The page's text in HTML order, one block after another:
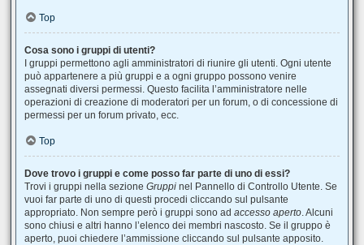
Top
Cosa sono i gruppi di utenti?
I gruppi permettono agli amministratori di riunire gli utenti. Ogni utente
può appartenere a più gruppi e a ogni gruppo possono venire
assegnati diversi permessi. Questo facilita l’amministratore nelle
operazioni di creazione di moderatori per un forum, o di concessione di
permessi per un forum privato, ecc.
Top
Dove trovo i gruppi e come posso far parte di uno di essi?
Trovi i gruppi nella sezione Gruppi nel Pannello di Controllo Utente. Se
vuoi far parte di uno di questi procedi cliccando sul pulsante
appropriato. Non sempre però i gruppi sono ad accesso aperto. Alcuni
sono chiusi e altri hanno l’elenco dei membri nascosto. Se il gruppo è
aperto, puoi chiedere l’ammissione cliccando sul pulsante apposito.